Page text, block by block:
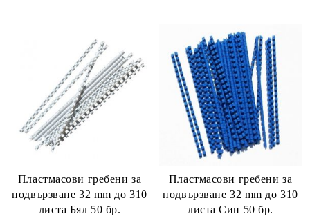
Пластмасови гребени за
подвързване 32 mm до 310
листа Бял 50 бр.
Пластмасови гребени за
подвързване 32 mm до 310
листа Син 50 бр.